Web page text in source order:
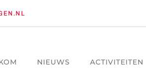
NIEUWS ACTIVITEITEN